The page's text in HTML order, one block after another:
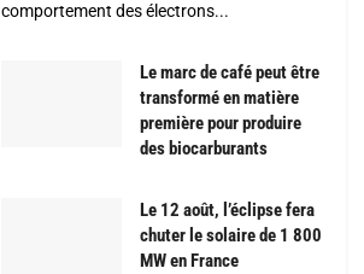
comportement des électrons...
Le marc de café peut être
transformé en matière
première pour produire
des biocarburants
Le 12 août, l’éclipse fera
chuter le solaire de 1 800
MW en France